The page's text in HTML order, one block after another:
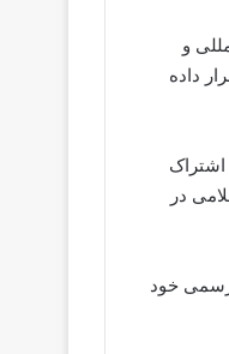
و
داده
اشتراک
در
25 آبان 1397 – 16 نوامبر 2018، همکاری رسمی خود